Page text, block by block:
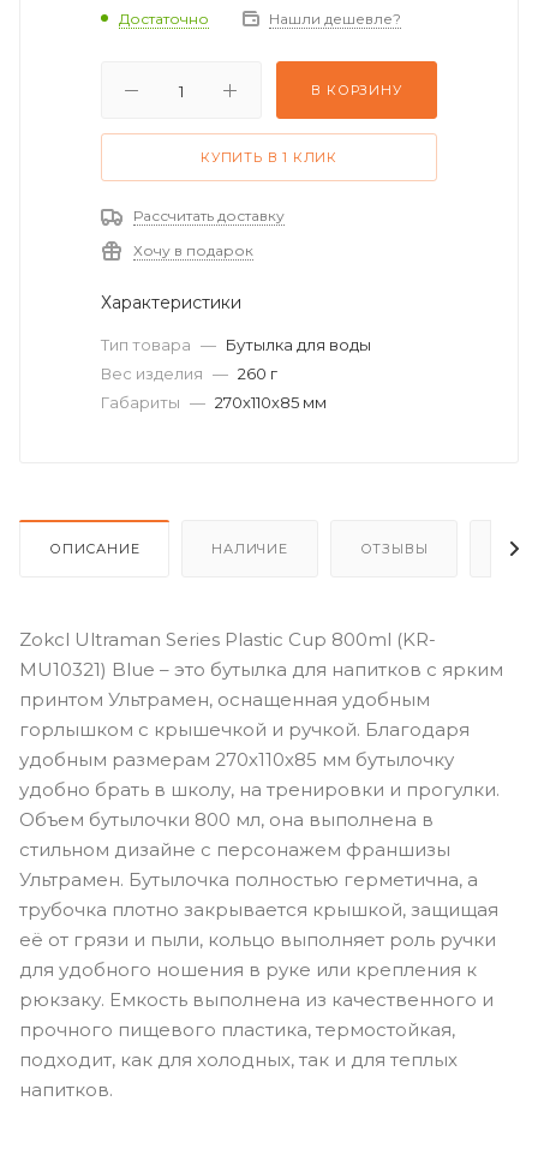
Достаточно Нашли дешевле?
В КОРЗИНУ
КУПИТЬ В 1 КЛИК
Рассчитать доставку
Хочу в подарок
Характеристики
Тип товара — Бутылка для воды
Вес изделия — 260 г
Габариты — 270х110х85 мм
ОПИСАНИЕ НАЛИЧИЕ ОТЗЫВЫ
Zokcl Ultraman Series Plastic Cup 800ml (KR-
MU10321) Blue – это бутылка для напитков с ярким
принтом Ультрамен, оснащенная удобным
горлышком с крышечкой и ручкой. Благодаря
удобным размерам 270х110х85 мм бутылочку
удобно брать в школу, на тренировки и прогулки.
Объем бутылочки 800 мл, она выполнена в
стильном дизайне с персонажем франшизы
Ультрамен. Бутылочка полностью герметична, а
трубочка плотно закрывается крышкой, защищая
её от грязи и пыли, кольцо выполняет роль ручки
для удобного ношения в руке или крепления к
рюкзаку. Емкость выполнена из качественного и
прочного пищевого пластика, термостойкая,
подходит, как для холодных, так и для теплых
напитков.